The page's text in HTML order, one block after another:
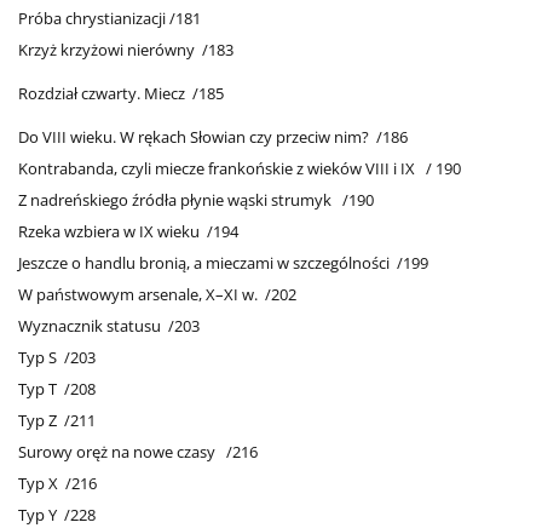
Próba chrystianizacji /181
Krzyż krzyżowi nierówny /183
Rozdział czwarty. Miecz /185
Do VIII wieku. W rękach Słowian czy przeciw nim? /186
Kontrabanda, czyli miecze frankońskie z wieków VIII i IX / 190
Z nadreńskiego źródła płynie wąski strumyk /190
Rzeka wzbiera w IX wieku /194
Jeszcze o handlu bronią, a mieczami w szczególności /199
W państwowym arsenale, X–XI w. /202
Wyznacznik statusu /203
Typ S /203
Typ T /208
Typ Z /211
Surowy oręż na nowe czasy /216
Typ X /216
Typ Y /228